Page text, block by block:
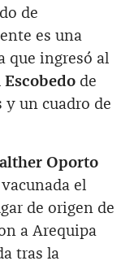
de
es una
que ingresó al
de
un cuadro de
Oporto
el
de origen de
a Arequipa
tras la